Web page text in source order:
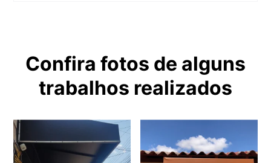
Confira fotos de alguns
trabalhos realizados